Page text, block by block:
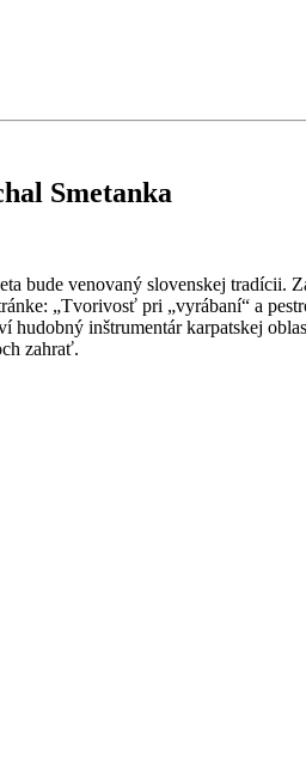
Smetanka
bude venovaný slovenskej tradícii.
„Tvorivosť pri „vyrábaní“ a
hudobný inštrumentár karpatskej
zahrať.